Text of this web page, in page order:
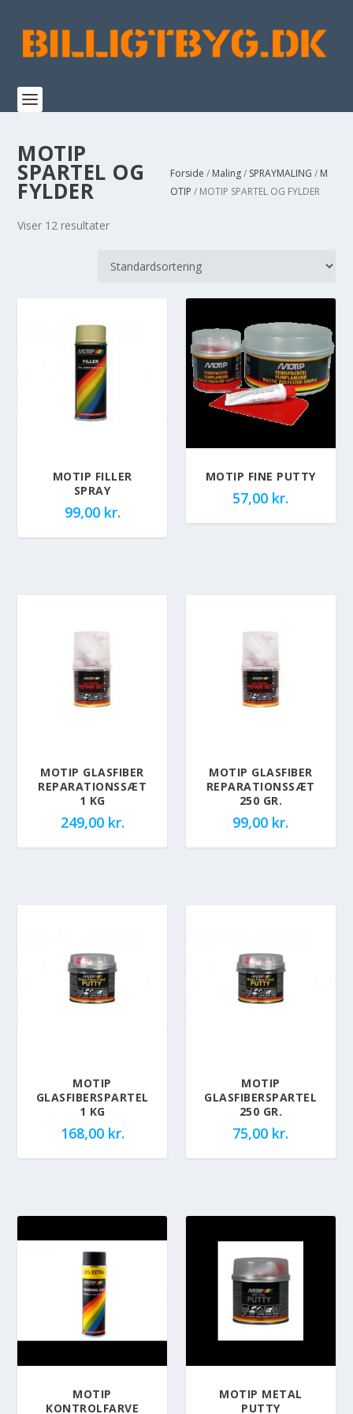
MOTIP
SPARTEL OG
FYLDER
Forside / Maling/ SPRAYMALING / M
OTIP / MOTIP SPARTEL OG FYLDER
Viser 12 resultater
MOTIP FILLER
SPRAY
99,00 kr.
MOTIP FINE PUTTY
57,00 kr.
MOTIP GLASFIBER
REPARATIONSSÆT
1 KG
249,00 kr.
MOTIP GLASFIBER
REPARATIONSSÆT
250 GR.
99,00 kr.
MOTIP
GLASFIBERSPARTEL
1 KG
168,00 kr.
MOTIP
GLASFIBERSPARTEL
250 GR.
75,00 kr.
MOTIP
KONTROLFARVE
MOTIP METAL
PUTTY